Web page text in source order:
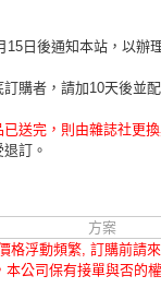
15日後通知本站，以辦
購者，請加10天後並
已送完，則由雜誌社更
訂。
方案
格浮動頻繁, 訂購前請
本公司保有接單與否的